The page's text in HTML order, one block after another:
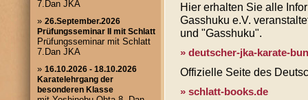
Hier erhalten Sie alle
Gasshuku e.V.
und "Gasshuku".
» deutscher-jka-karate-
Offizielle Seite des
» schlatt-books.de